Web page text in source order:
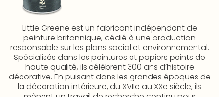
Little Greene est un fabricant indépendant de
peinture britannique, dédié à une production
responsable sur les plans social et environnemental.
Spécialisés dans les peintures et papiers peints de
haute qualité, ils célèbrent 300 ans d’histoire
décorative. En puisant dans les grandes époques de
la décoration intérieure, du XVIIe au XXe siècle, ils